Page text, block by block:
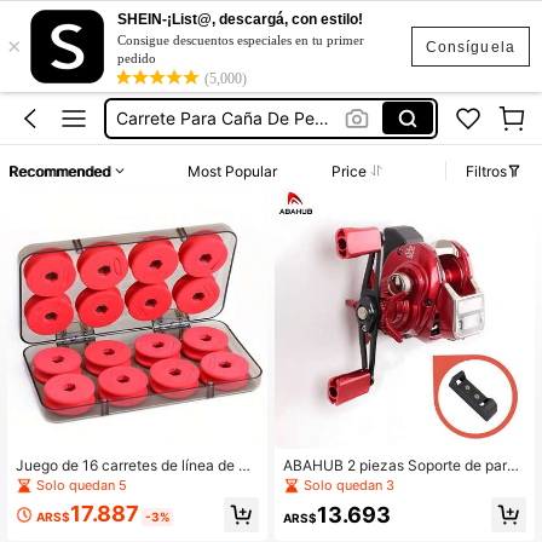
Consíguela
×
SHEIN-¡List@, descargá, con estilo!
Consigue descuentos especiales en tu primer
pedido
(5,000)
Reel Rotativo
Carrete De Pesca
Carrete Para Caña De Pescar
Reel Rotativo
Carrete De Pesca
Recommended Most Popular Price Filtros
Juego de 16 carretes de línea de pe
sca de espuma roja, caja de línea pr
incipal súper resistente a la presión,
caja de almacenamiento de línea pr
Solo quedan 5
ARS$17.887 -3%
ABAHUB 2 piezas Soporte de pared
para carrete de línea de pesca, Sop
orte de instalación atornillado para
carrete de línea de pesca, Estante d
Solo quedan 3
ARS$13.693